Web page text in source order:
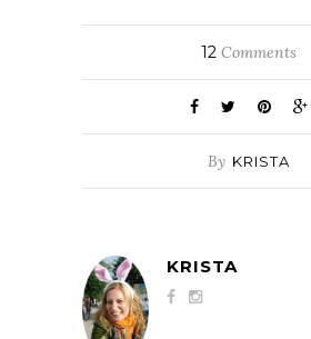
12 Comments
By KRISTA
KRISTA